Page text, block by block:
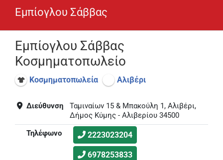
Εμπίογλου Σάββας
Εμπίογλου Σάββας
Κοσμηματοπωλείο
Κοσμηματοπωλεία Αλιβέρι
Διεύθυνση
Ταμιναίων 15 & Μπακούλη 1, Αλιβέρι,
Δήμος Κύμης - Αλιβερίου 34500
Τηλέφωνο
2223023204
6978253833